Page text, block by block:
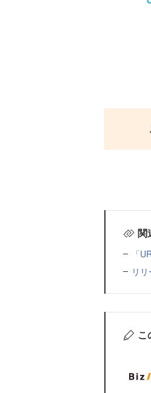
関
「
リ
こ